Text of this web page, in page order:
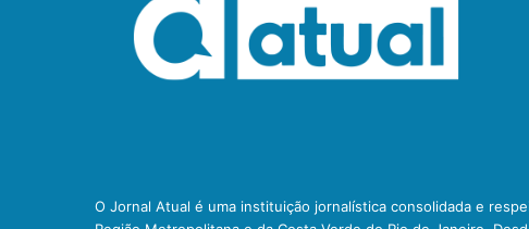
O Jornal Atual é uma instituição jornalística consolidada e